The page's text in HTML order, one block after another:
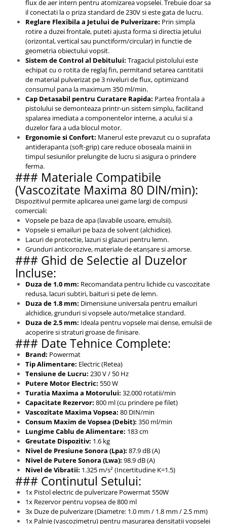
flux de aer intern pentru atomizarea vopselei. Trebuie doar sa
il conectati la o priza standard de 230V si este gata de lucru.
Reglare Flexibila a Jetului de Pulverizare: Prin simpla
rotire a duzei frontale, puteti ajusta forma si directia jetului
(orizontal, vertical sau punctiform/circular) in functie de
geometria obiectului vopsit.
Sistem de Control al Debitului: Tragaciul pistolului este
echipat cu o rotita de reglaj fin, permitand setarea cantitatii
de material pulverizat pe 3 niveluri de flux, optimizand
consumul pana la maximum 350 ml/min.
Cap Detasabil pentru Curatare Rapida: Partea frontala a
pistolului se demonteaza printr-un sistem simplu, facilitand
spalarea imediata a componentelor interne, a acului si a
duzelor fara a uda blocul motor.
Ergonomie si Confort: Manerul este prevazut cu o suprafata
antiderapanta (soft-grip) care reduce oboseala mainii in
timpul sesiunilor prelungite de lucru si asigura o prindere
ferma.
### Materiale Compatibile
(Vascozitate Maxima 80 DIN/min):
Dispozitivul permite aplicarea unei game largi de compusi
comerciali:
Vopsele pe baza de apa (lavabile usoare, emulsii).
Vopsele si emailuri pe baza de solvent (alchidice).
Lacuri de protectie, lazuri si glazuri pentru lemn.
Grunduri anticorozive, materiale de etanșare si amorse.
### Ghid de Selectie al Duzelor
Incluse:
Duza de 1.0 mm: Recomandata pentru lichide cu vascozitate
redusa, lacuri subtiri, baituri si pete de lemn.
Duza de 1.8 mm: Dimensiune universala pentru emailuri
alchidice, grunduri si vopsele auto/metalice standard.
Duza de 2.5 mm: Ideala pentru vopsele mai dense, emulsii de
acoperire si straturi groase de finisare.
### Date Tehnice Complete:
Brand: Powermat
Tip Alimentare: Electric (Retea)
Tensiune de Lucru: 230 V / 50 Hz
Putere Motor Electric: 550 W
Turatia Maxima a Motorului: 32.000 rotatii/min
Capacitate Rezervor: 800 ml (cu prindere pe filet)
Vascozitate Maxima Vopsea: 80 DIN/min
Consum Maxim de Vopsea (Debit): 350 ml/min
Lungime Cablu de Alimentare: 183 cm
Greutate Dispozitiv: 1.6 kg
Nivel de Presiune Sonora (Lpa): 87.9 dB (A)
Nivel de Putere Sonora (Lwa): 98.9 dB (A)
Nivel de Vibratii: 1.325 m/s² (Incertitudine K=1.5)
### Continutul Setului:
1x Pistol electric de pulverizare Powermat 550W
1x Rezervor pentru vopsea de 800 ml
3x Duze de pulverizare (Diametre: 1.0 mm / 1.8 mm / 2.5 mm)
1x Palnie (vascozimetru) pentru masurarea densitatii vopselei